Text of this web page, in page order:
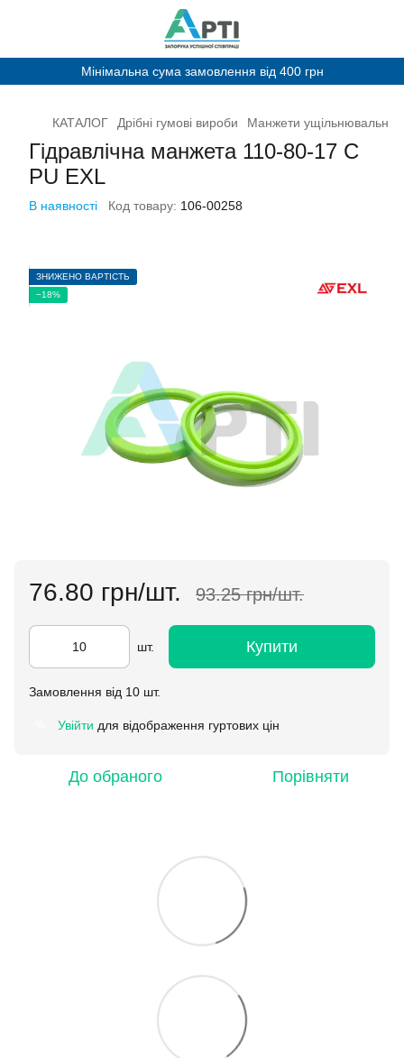
Мінімальна сума замовлення від 400 грн
КАТАЛОГ Дрібні гумові вироби Манжети ущільнювальні
Гідравлічна манжета 110-80-17 С
PU EXL
В наявності Код товару: 106-00258
ЗНИЖЕНО ВАРТІСТЬ
−18%
76.80 грн/шт. 93.25 грн/шт.
шт. Купити
Замовлення від 10 шт.
Увійти для відображення гуртових цін
До обраного Порівняти